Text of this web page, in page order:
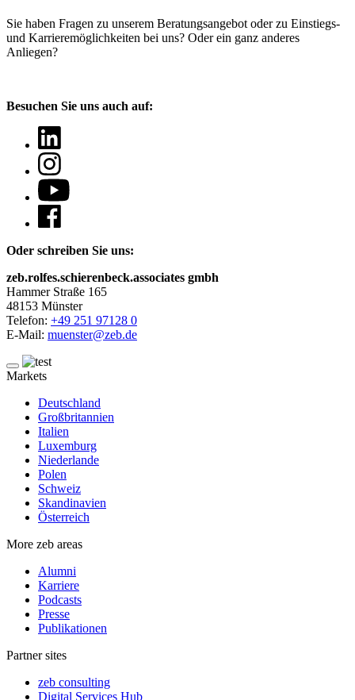
Sie haben Fragen zu unserem Beratungsangebot oder zu Einstiegs-
und Karrieremöglichkeiten bei uns? Oder ein ganz anderes
Anliegen?
Besuchen Sie uns auch auf:
Oder schreiben Sie uns:
zeb.rolfes.schierenbeck.associates gmbh
Hammer Straße 165
48153 Münster
Telefon: +49 251 97128 0
E-Mail: muenster@zeb.de
Markets
Deutschland
Großbritannien
Italien
Luxemburg
Niederlande
Polen
Schweiz
Skandinavien
Österreich
More zeb areas
Alumni
Karriere
Podcasts
Presse
Publikationen
Partner sites
zeb consulting
Digital Services Hub